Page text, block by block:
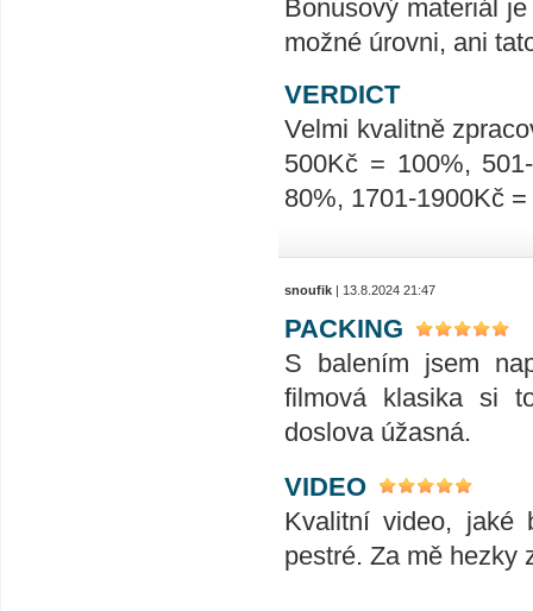
Bonusový materiál
možné úrovni, ani
VERDICT
Velmi kvalitně
500Kč = 100%,
80%, 1701-1900Kč
snoufik | 13.8.2024 21:47
PACKING
S balením jsem
filmová klasika si
doslova úžasná.
VIDEO
Kvalitní video, jaké
pestré. Za mě hezky